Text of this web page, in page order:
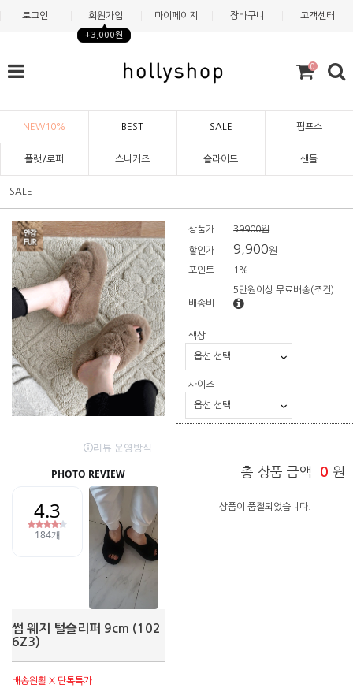
로그인 회원가입
+3,000원
마이페이지 장바구니 고객센터
0
NEW10% BEST SALE 펌프스
플랫/로퍼 스니커즈 슬라이드 샌들
SALE
썸 웨지 털슬리퍼 9cm (102
6Z3)
배송원활 X 단톡특가
상품가 39900원
할인가 9,900원
포인트 1%
배송비
5만원이상 무료배송(조건)
색상
사이즈
총 상품 금액 0 원
상품이 품절되었습니다.